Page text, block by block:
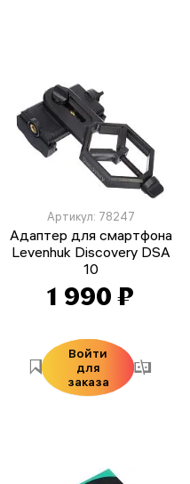
Артикул: 78247
Адаптер для смартфона
Levenhuk Discovery DSA
10
1 990 ₽
Войти
для
заказа